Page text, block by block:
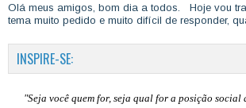
Olá meus amigos, bom dia a todos. Hoje vou
tema muito pedido e muito difícil de responder,
INSPIRE-SE:
"Seja você quem for, seja qual for a posição social